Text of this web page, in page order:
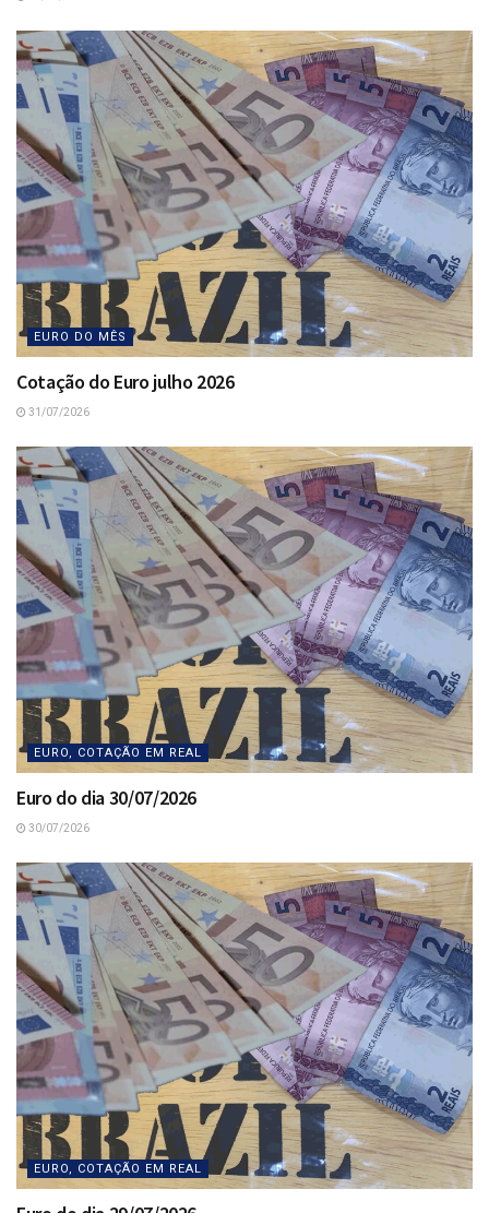
EURO DO MÊS
Cotação do Euro julho 2026
31/07/2026
EURO, COTAÇÃO EM REAL
Euro do dia 30/07/2026
30/07/2026
EURO, COTAÇÃO EM REAL